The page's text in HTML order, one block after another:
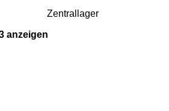
Zentrallager
anzeigen